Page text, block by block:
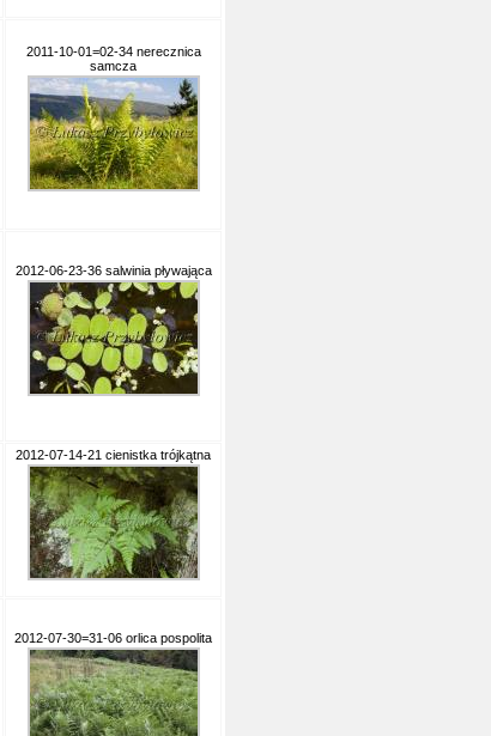
2011-10-01=02-34 nerecznica
samcza
2012-06-23-36 salwinia pływająca
2012-07-14-21 cienistka trójkątna
2012-07-30=31-06 orlica pospolita